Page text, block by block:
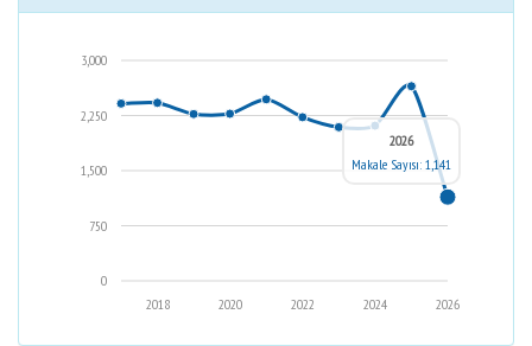
0
750
1,500
2,250
3,000
2026
2024
2022
2020
2018
2026
Makale Sayısı: 1,141